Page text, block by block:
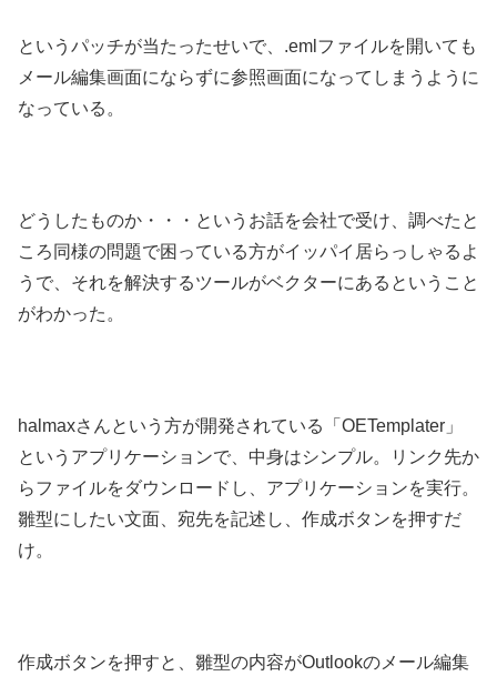
というパッチが当たったせいで、.emlファイルを開いても
メール編集画面にならずに参照画面になってしまうように
なっている。
どうしたものか・・・というお話を会社で受け、調べたと
ころ同様の問題で困っている方がイッパイ居らっしゃるよ
うで、それを解決するツールがベクターにあるということ
がわかった。
halmaxさんという方が開発されている「OETemplater」
というアプリケーションで、中身はシンプル。リンク先か
らファイルをダウンロードし、アプリケーションを実行。
雛型にしたい文面、宛先を記述し、作成ボタンを押すだ
け。
作成ボタンを押すと、雛型の内容がOutlookのメール編集